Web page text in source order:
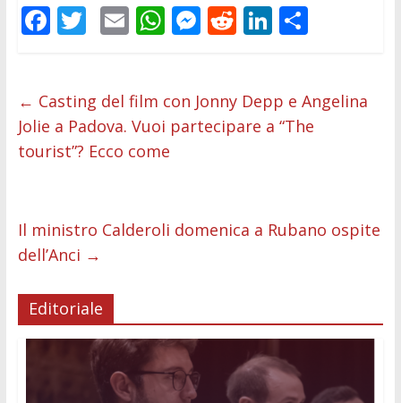
F
b
o
o
T
er
E
l
W
s
A
p
M
e
n
R
di
t
Li
e
dI
C
di
vi
← Casting del film con Jonny Depp e Angelina
Jolie a Padova. Vuoi partecipare a “The
tourist”? Ecco come
Il ministro Calderoli domenica a Rubano ospite
dell’Anci →
Editoriale